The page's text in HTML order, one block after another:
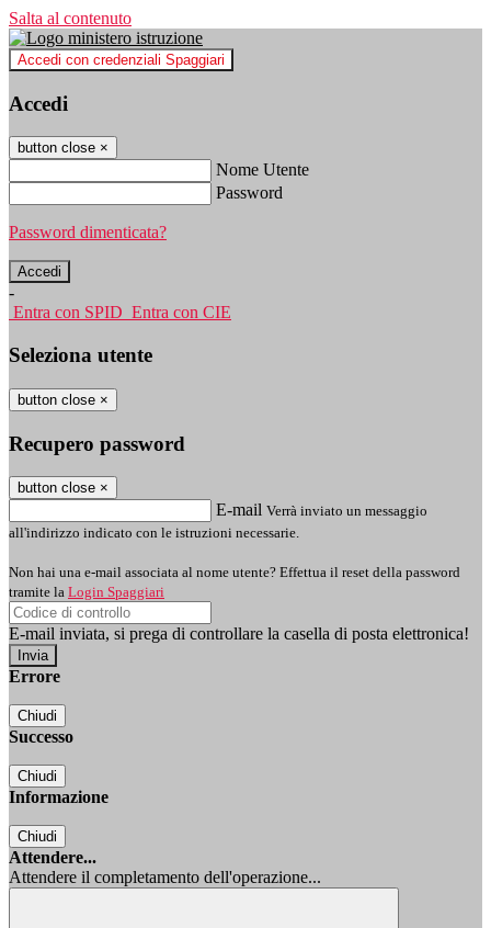
Salta al contenuto
Accedi con credenziali Spaggiari
Accedi
button close ×
Nome Utente
Password
Password dimenticata?
-
Entra con SPID Entra con CIE
Seleziona utente
button close ×
Recupero password
button close ×
E-mail Verrà inviato un messaggio
all'indirizzo indicato con le istruzioni necessarie.
Non hai una e-mail associata al nome utente? Effettua il reset della password
tramite la Login Spaggiari
E-mail inviata, si prega di controllare la casella di posta elettronica!
Errore
Chiudi
Successo
Chiudi
Informazione
Chiudi
Attendere...
Attendere il completamento dell'operazione...